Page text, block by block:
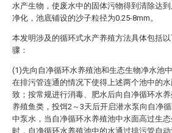
水产生物，使废水中的固体污物得到清除达
净化，池底铺设的沙子粒径为0.25-8mm。
本发明涉及的循环式水产养殖方法具体包括
骤：
(1)先向自净循环水养殖池和生态生物净水池
在排污管连通的情况下使得上述两个池中的
致；按常规进行消毒、肥水后向自净循环水
养殖鱼类，投饵2～3天后开启潜水泵向自净
中泵水，当自净循环水养殖池中水面高过生
时，自净循环水养殖池中的水通过排污管自